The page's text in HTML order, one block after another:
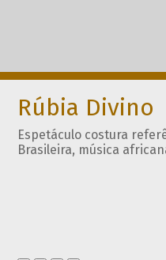
Rúbia Divino
Espetáculo costura
Brasileira, música